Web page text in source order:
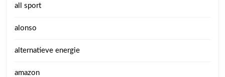
all sport
alonso
alternatieve energie
amazon